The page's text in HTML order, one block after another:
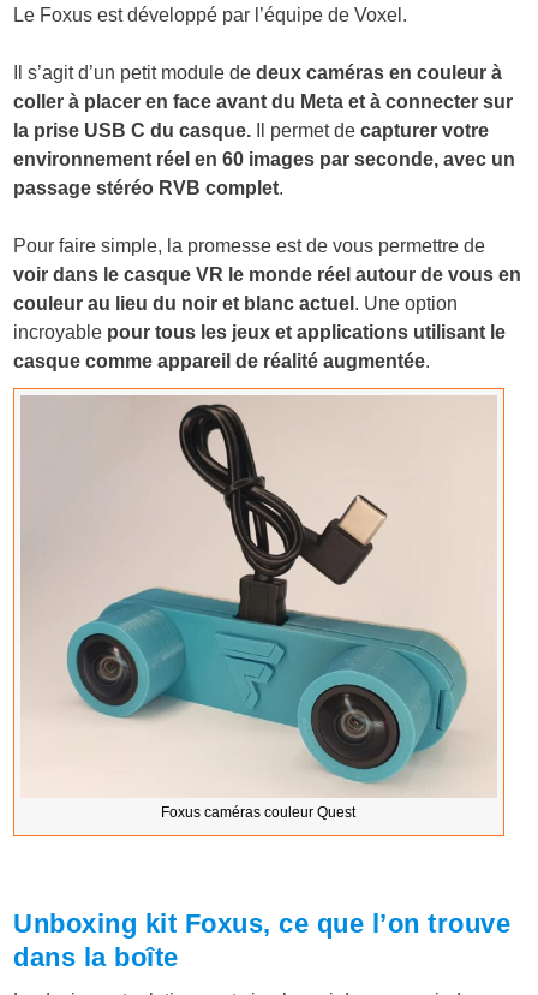
Le Foxus est développé par l’équipe de Voxel.
Il s’agit d’un petit module dedeux caméras en couleur à
coller à placer en face avant du Meta et à connecter sur
la prise USB C du casque. Il permet decapturer votre
environnement réel en 60 images par seconde, avec un
passage stéréo RVB complet.
Pour faire simple, la promesse est de vous permettre de
voir dans le casque VR le monde réel autour de vous en
couleur au lieu du noir et blanc actuel . Une option
incroyable pour tous les jeux et applications utilisant le
casque comme appareil de réalité augmentée.
Foxus caméras couleur Quest
Unboxing kit Foxus, ce que l’on trouve
dans la boîte